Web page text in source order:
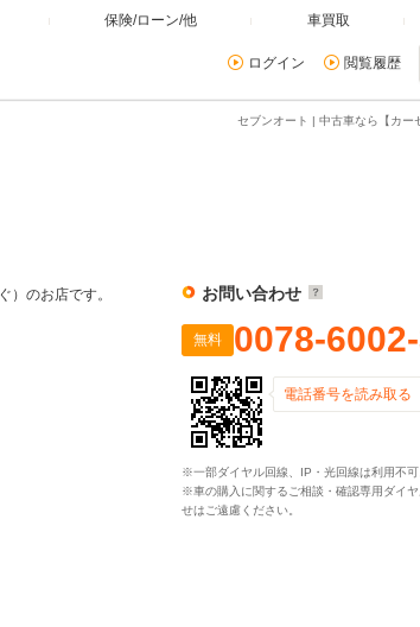
保険/ローン/他 車買取
ログイン 閲覧履歴
セブンオート | 中古車なら【カー
）のお店です。 お問い合わせ
無料 0078-
電話番号を読み取る
※一部ダイヤル回線、IP・光回線は利用不可
※車の購入に関するご相談・確認専用ダイ
せはご遠慮ください。